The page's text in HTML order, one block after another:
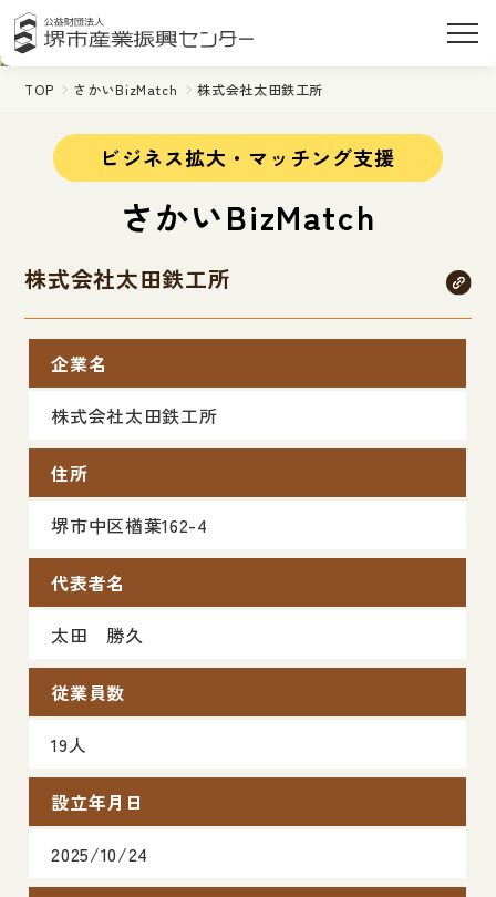
TOP さかいBizMatch 株式会社太田鉄工所
ビジネス拡大・マッチング支援
さかいBizMatch
株式会社太田鉄工所
企業名
株式会社太田鉄工所
住所
堺市中区楢葉162-4
代表者名
太田 勝久
従業員数
19人
設立年月日
2025/10/24